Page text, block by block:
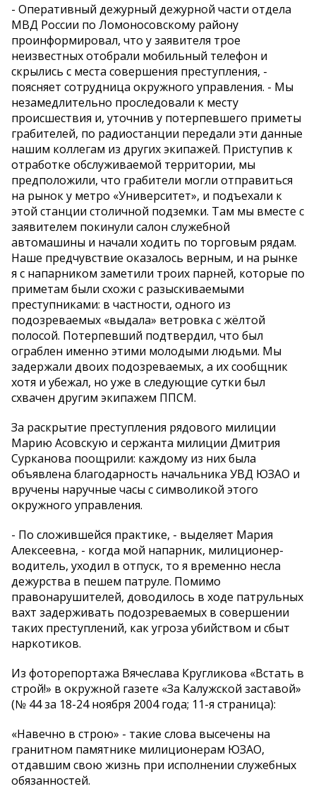
- Оперативный дежурный дежурной части отдела
МВД России по Ломоносовскому району
проинформировал, что у заявителя трое
неизвестных отобрали мобильный телефон и
скрылись с места совершения преступления, -
поясняет сотрудница окружного управления. - Мы
незамедлительно проследовали к месту
происшествия и, уточнив у потерпевшего приметы
грабителей, по радиостанции передали эти данные
нашим коллегам из других экипажей. Приступив к
отработке обслуживаемой территории, мы
предположили, что грабители могли отправиться
на рынок у метро «Университет», и подъехали к
этой станции столичной подземки. Там мы вместе с
заявителем покинули салон служебной
автомашины и начали ходить по торговым рядам.
Наше предчувствие оказалось верным, и на рынке
я с напарником заметили троих парней, которые по
приметам были схожи с разыскиваемыми
преступниками: в частности, одного из
подозреваемых «выдала» ветровка с жёлтой
полосой. Потерпевший подтвердил, что был
ограблен именно этими молодыми людьми. Мы
задержали двоих подозреваемых, а их сообщник
хотя и убежал, но уже в следующие сутки был
схвачен другим экипажем ППСМ.
За раскрытие преступления рядового милиции
Марию Асовскую и сержанта милиции Дмитрия
Сурканова поощрили: каждому из них была
объявлена благодарность начальника УВД ЮЗАО и
вручены наручные часы с символикой этого
окружного управления.
- По сложившейся практике, - выделяет Мария
Алексеевна, - когда мой напарник, милиционер-
водитель, уходил в отпуск, то я временно несла
дежурства в пешем патруле. Помимо
правонарушителей, доводилось в ходе патрульных
вахт задерживать подозреваемых в совершении
таких преступлений, как угроза убийством и сбыт
наркотиков.
Из фоторепортажа Вячеслава Кругликова «Встать в
строй!» в окружной газете «За Калужской заставой»
(№ 44 за 18-24 ноября 2004 года; 11-я страница):
«Навечно в строю» - такие слова высечены на
гранитном памятнике милиционерам ЮЗАО,
отдавшим свою жизнь при исполнении служебных
обязанностей.